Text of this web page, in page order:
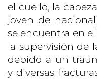
el cuello, la
joven de
se encuentra en
la supervisión de
debido a un
y diversas